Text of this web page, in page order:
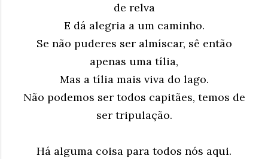
de relva
E dá alegria a um caminho.
Se não puderes ser almíscar, sê então
apenas uma tília,
Mas a tília mais viva do lago.
Não podemos ser todos capitães, temos de
ser tripulação.
Há alguma coisa para todos nós aqui.